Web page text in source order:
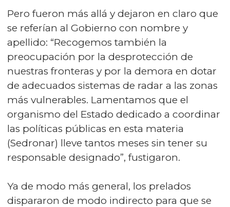
Pero fueron más allá y dejaron en claro que
se referían al Gobierno con nombre y
apellido: “Recogemos también la
preocupación por la desprotección de
nuestras fronteras y por la demora en dotar
de adecuados sistemas de radar a las zonas
más vulnerables. Lamentamos que el
organismo del Estado dedicado a coordinar
las políticas públicas en esta materia
(Sedronar) lleve tantos meses sin tener su
responsable designado”, fustigaron.
Ya de modo más general, los prelados
dispararon de modo indirecto para que se